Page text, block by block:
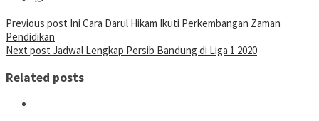
Post
navigation
Previous post Ini Cara Darul Hikam Ikuti Perkembangan Zaman
Pendidikan
Next post Jadwal Lengkap Persib Bandung di Liga 1 2020
Related posts